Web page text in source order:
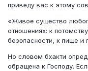
приведу вас к этому
«Живое существо
отношениях: к
безопасности, к пище и
Но словом бхакти
обращена к Господу.